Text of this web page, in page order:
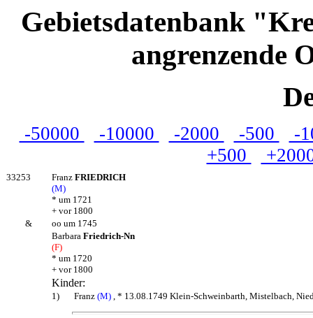
Gebietsdatenbank
angrenzende
-50000 -10000 -2000 -500
-
+500
33253 Franz FRIEDRICH
(M)
* um 1721
+ vor 1800
&
oo um 1745
Barbara Friedrich-Nn
(F)
* um 1720
+ vor 1800
Kinder:
1) Franz (M) , * 13.08.1749 Klein-Schweinbarth, Mistelbach,